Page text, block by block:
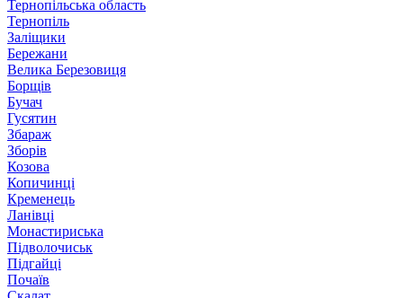
Тернопільська область
Тернопіль
Заліщики
Бережани
Велика Березовиця
Борщів
Бучач
Гусятин
Збараж
Зборів
Козова
Копичинці
Кременець
Ланівці
Монастириська
Підволочиськ
Підгайці
Почаїв